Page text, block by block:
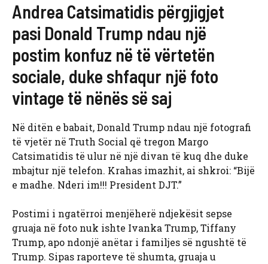
Andrea Catsimatidis përgjigjet
pasi Donald Trump ndau një
postim konfuz në të vërtetën
sociale, duke shfaqur një foto
vintage të nënës së saj
Në ditën e babait, Donald Trump ndau një fotografi
të vjetër në Truth Social që tregon Margo
Catsimatidis të ulur në një divan të kuq dhe duke
mbajtur një telefon. Krahas imazhit, ai shkroi: “Bijë
e madhe. Nderi im!!! President DJT.”
Postimi i ngatërroi menjëherë ndjekësit sepse
gruaja në foto nuk ishte Ivanka Trump, Tiffany
Trump, apo ndonjë anëtar i familjes së ngushtë të
Trump. Sipas raporteve të shumta, gruaja u